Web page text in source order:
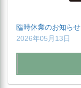
臨時休業のお知らせ
2026年05月13日